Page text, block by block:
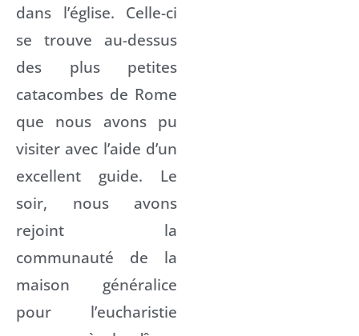
dans l’église. Celle-ci
se trouve au-dessus
des plus petites
catacombes de Rome
que nous avons pu
visiter avec l’aide d’un
excellent guide. Le
soir, nous avons
rejoint la
communauté de la
maison généralice
pour l’eucharistie